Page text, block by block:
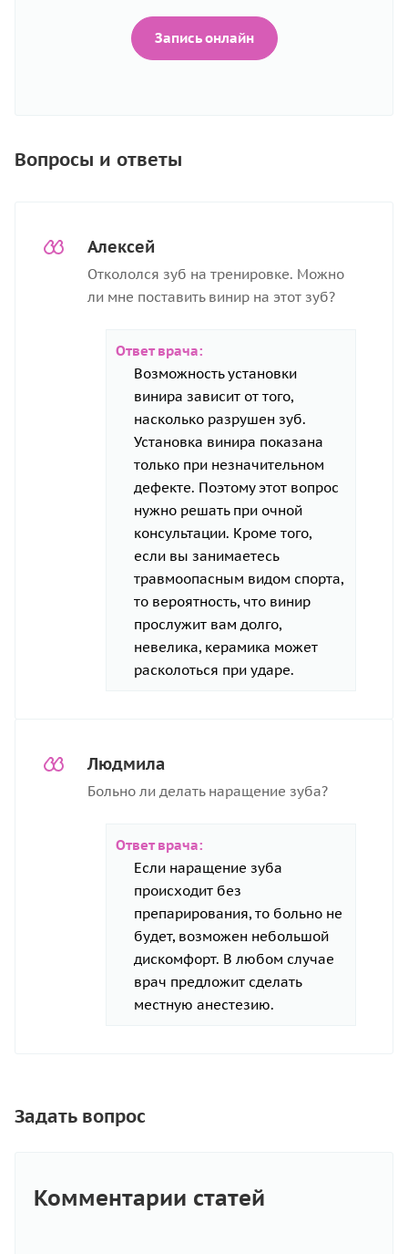
Запись онлайн
Вопросы и ответы
Алексей
Откололся зуб на тренировке. Можно
ли мне поставить винир на этот зуб?
Ответ врача:
Возможность установки
винира зависит от того,
насколько разрушен зуб.
Установка винира показана
только при незначительном
дефекте. Поэтому этот вопрос
нужно решать при очной
консультации. Кроме того,
если вы занимаетесь
травмоопасным видом спорта,
то вероятность, что винир
прослужит вам долго,
невелика, керамика может
расколоться при ударе.
Людмила
Больно ли делать наращение зуба?
Ответ врача:
Если наращение зуба
происходит без
препарирования, то больно не
будет, возможен небольшой
дискомфорт. В любом случае
врач предложит сделать
местную анестезию.
Задать вопрос
Комментарии статей